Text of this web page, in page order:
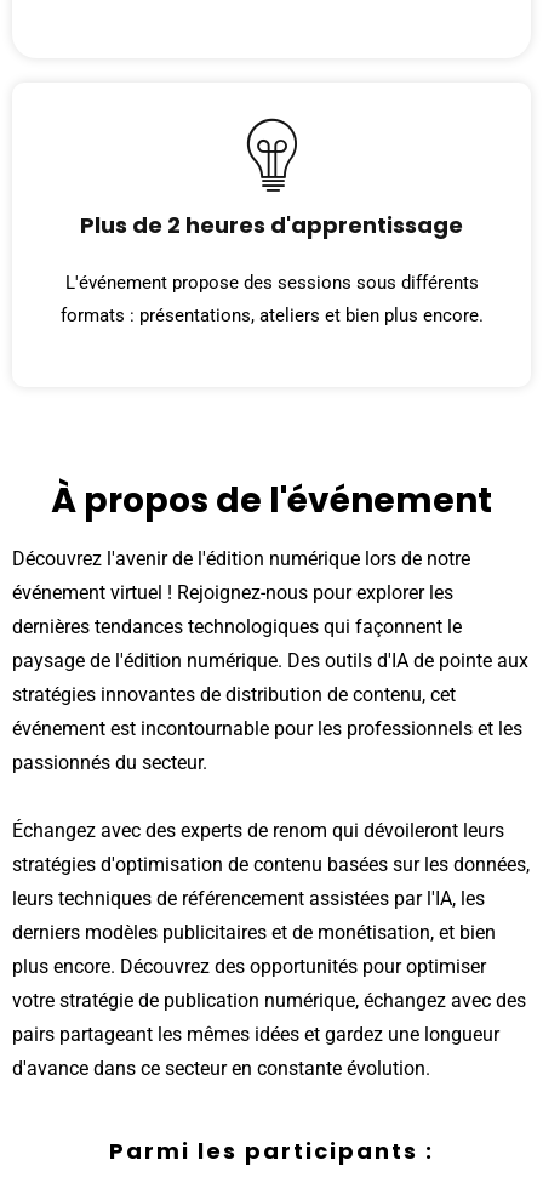
Plus de 2 heures d'apprentissage
L'événement propose des sessions sous différents
formats : présentations, ateliers et bien plus encore.
À propos de l'événement
Découvrez l'avenir de l'édition numérique lors de notre
événement virtuel ! Rejoignez-nous pour explorer les
dernières tendances technologiques qui façonnent le
paysage de l'édition numérique. Des outils d'IA de pointe aux
stratégies innovantes de distribution de contenu, cet
événement est incontournable pour les professionnels et les
passionnés du secteur.
Échangez avec des experts de renom qui dévoileront leurs
stratégies d'optimisation de contenu basées sur les données,
leurs techniques de référencement assistées par l'IA, les
derniers modèles publicitaires et de monétisation, et bien
plus encore. Découvrez des opportunités pour optimiser
votre stratégie de publication numérique, échangez avec des
pairs partageant les mêmes idées et gardez une longueur
d'avance dans ce secteur en constante évolution.
Parmi les participants :